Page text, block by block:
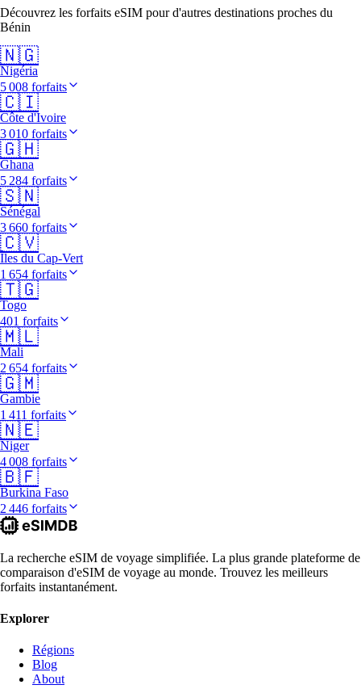
Découvrez les forfaits eSIM pour d'autres destinations proches du
Bénin
🇳🇬
Nigéria
5 008 forfaits
🇨🇮
Côte d'Ivoire
3 010 forfaits
🇬🇭
Ghana
5 284 forfaits
🇸🇳
Sénégal
3 660 forfaits
🇨🇻
Îles du Cap-Vert
1 654 forfaits
🇹🇬
Togo
401 forfaits
🇲🇱
Mali
2 654 forfaits
🇬🇲
Gambie
1 411 forfaits
🇳🇪
Niger
4 008 forfaits
🇧🇫
Burkina Faso
2 446 forfaits
La recherche eSIM de voyage simplifiée. La plus grande plateforme de
comparaison d'eSIM de voyage au monde. Trouvez les meilleurs
forfaits instantanément.
Explorer
Régions
Blog
About